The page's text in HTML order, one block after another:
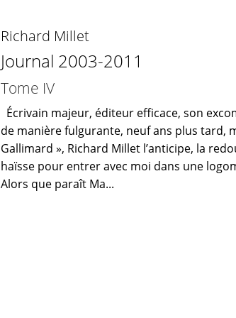
Richard Millet
Journal 2003-2011
Tome IV
Écrivain majeur, éditeur efficace, son
de manière fulgurante, neuf ans plus tard,
Gallimard », Richard Millet l’anticipe, la
haïsse pour entrer avec moi dans une
Alors que paraît Ma...